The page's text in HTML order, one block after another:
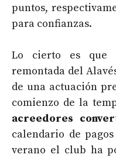
puntos,
para confianzas.
Lo cierto es que
remontada del
de una actuación
comienzo de la
acreedores
calendario de
verano el club ha